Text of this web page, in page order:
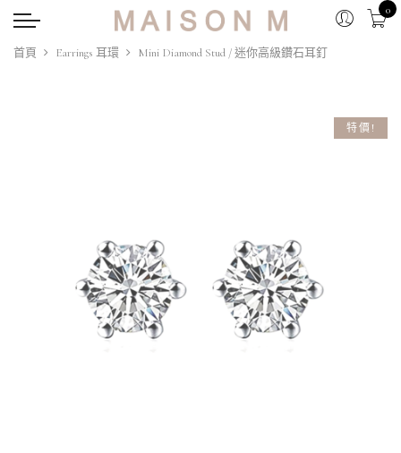
0
首頁 Earrings 耳環 Mini Diamond Stud / 迷你高級鑽石耳釘
特價!